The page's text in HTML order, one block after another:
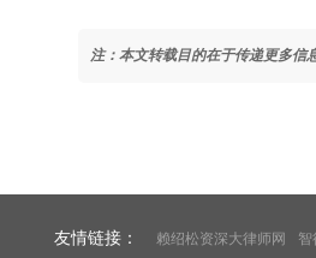
注：本文转载目的在于传递更多信
友情链接： 赖绍松资深大律师网 智